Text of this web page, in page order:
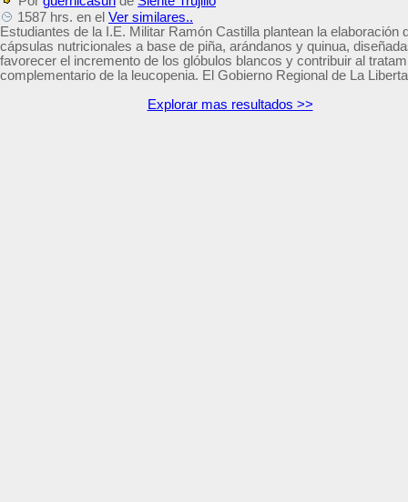
1587 hrs. en el Ver similares..
Estudiantes de la I.E. Militar Ramón Castilla plantean la elaboración
cápsulas nutricionales a base de piña, arándanos y quinua,
favorecer el incremento de los glóbulos blancos y contribuir al
complementario de la leucopenia. El Gobierno Regional de La
Explorar mas resultados >>